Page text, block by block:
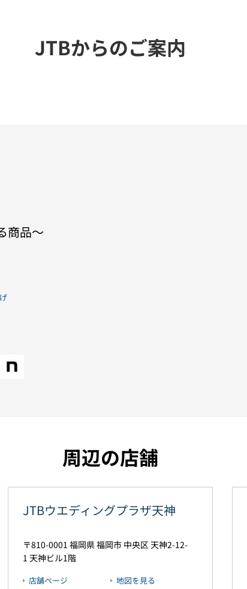
JTBからのご案内
商品〜
周辺の店舗
JTBウエディングプラザ天神
810-0001 福岡県福岡市 中央区天神2-12-
1 天神ビル1階
店舗ページ 地図を見る